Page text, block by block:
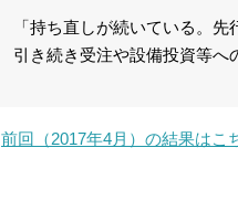
「持ち直しが続いている。
引き続き受注や設備投資等へ
前回（2017年4月）の結果はこ